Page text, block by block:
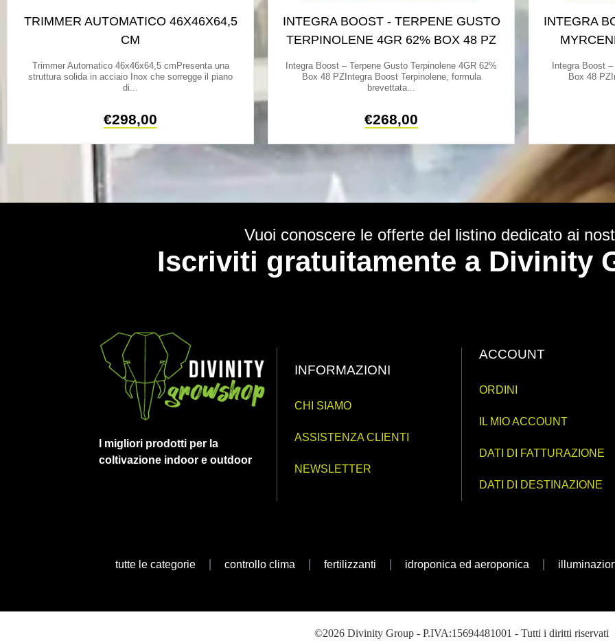
TRIMMER AUTOMATICO 46X46X64,5
CM
Trimmer Automatico 46x46x64,5 cmPresenta una
struttura solida in acciaio Inox che sorregge il piano
di...
€298,00
INTEGRA BOOST - TERPENE GUSTO
TERPINOLENE 4GR 62% BOX 48 PZ
Integra Boost – Terpene Gusto Terpinolene 4GR 62%
Box 48 PZIntegra Boost Terpinolene, formula
brevettata...
€268,00
INTEGRA
Integra Boost
Box 48
Vuoi conoscere le offerte del listino dedicato ai
Iscriviti gratuitamente a Divinity
I migliori prodotti per la
coltivazione indoor e outdoor
INFORMAZIONI
CHI SIAMO
ASSISTENZA CLIENTI
NEWSLETTER
ACCOUNT
ORDINI
IL MIO ACCOUNT
DATI DI FATTURAZIONE
DATI DI DESTINAZIONE
tutte le categorie controllo clima fertilizzanti idroponica ed aeroponica
©2026 Divinity Group - P.IVA:15694481001 - Tutti i diritti riservati